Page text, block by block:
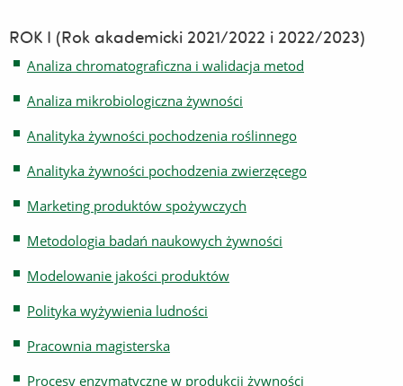
ROK I (Rok akademicki 2021/2022 i 2022/2023)
Analiza chromatograficzna i walidacja metod
Analiza mikrobiologiczna żywności
Analityka żywności pochodzenia roślinnego
Analityka żywności pochodzenia zwierzęcego
Marketing produktów spożywczych
Metodologia badań naukowych żywności
Modelowanie jakości produktów
Polityka wyżywienia ludności
Pracownia magisterska
Procesy enzymatyczne w produkcji żywności